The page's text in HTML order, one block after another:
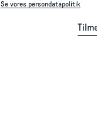
Se vores persondatapolitik